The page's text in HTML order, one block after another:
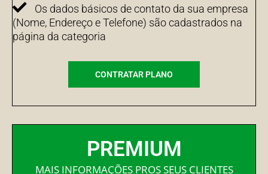
Os dados básicos de contato da sua empresa
(Nome, Endereço e Telefone) são cadastrados na
página da categoria
CONTRATAR PLANO
PREMIUM
MAIS INFORMAÇÕES PROS SEUS CLIENTES